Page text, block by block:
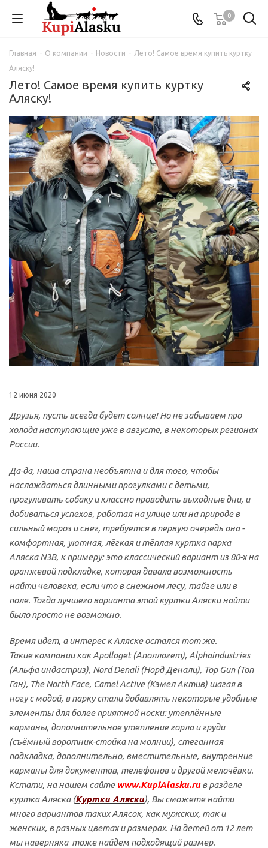
0
Главная - О компании - Новости - Лето! Самое время купить куртку
Аляску!
Лето! Самое время купить куртку
Аляску!
12 июня 2020
Друзья, пусть всегда будет солнце! Но не забываем про
холода наступающие уже в августе, в некоторых регионах
России.
Да-да, наша страна необъятна и для того, чтобы
наслаждаться длинными прогулками с детьми,
прогуливать собаку и классно проводить выходные дни, и
добиваться успехов, работая на улице или на природе в
сильный мороз и снег, требуется в первую очередь она -
комфортная, уютная, лёгкая и тёплая куртка парка
Аляска N3B, к примеру: это классический вариант из 80-х на
оранжевой подкладке, которая давала возможность
найти человека, если что в снежном лесу, тайге или в
поле. Тогда лучшего варианта этой куртки Аляски найти
было просто не возможно.
Время идет, а интерес к Аляске остался тот же.
Такие компании как Apolloget (Аполлогет), Alphaindustries
(Альфа индастриз), Nord Denali (Норд Денали), Top Gun (Топ
Ган), The North Face, Camel Active (Кэмел Актив) шагая в
ногу с модой, в парку стали добавлять некоторые удобные
элементы для более приятной носки: утеплённые
карманы, дополнительное утепление горла и груди
(съёмный воротник-стойка на молнии), стеганная
подкладка, дополнительно, вместительные, внутренние
карманы для документов, телефонов и другой мелочёвки.
Кстати, на нашем сайте www.KupiAlasku.ruв разделе
куртка Аляска (Куртки Аляски), Вы сможете найти
много вариантов таких Алясок, как мужских, так и
женских, в разных цветах и размерах. На детей от 12 лет
мы наверняка тоже найдем подходящий размер.